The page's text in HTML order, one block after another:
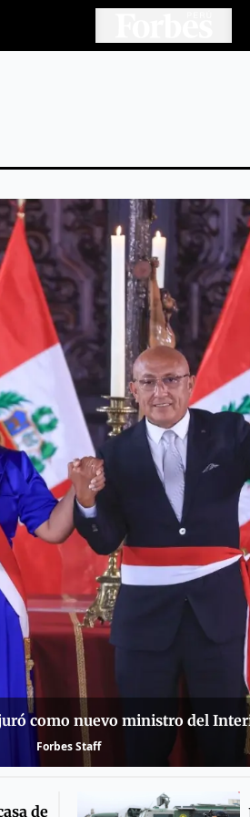
como nuevo ministro del
Forbes Staff
de